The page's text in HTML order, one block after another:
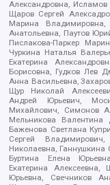
Александровна,
Щаров Сергей
Марина
Анатольевна, Паутов
Пислакова-Паркер
Чуркина Наталья
Екатерина
Борисовна, Гудков Лев
Анна Васильевна,
Щур Николай
Андрей Юрьевич,
Михайлович, Симонов
Мельникова Валентина
Баженова Светлана
Сергей
Николаевна, Ганнушкина
Буртина Елена
Екатерина
Юрьевна, Свечников